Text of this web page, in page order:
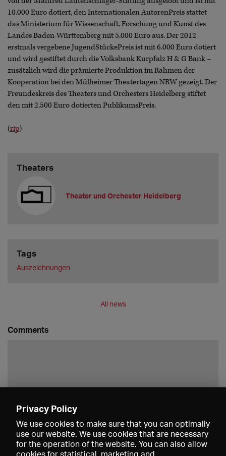
10.000 Euro dotiert, den Internationalen AutorenPreis stattet
das Ministerium für Wissenschaft, Forschung und Kunst des
Landes Baden-Württemberg mit 5.000 Euro aus. Der 2012
erstmals vergebene JugendStückePreis ist mit 6.000 Euro dotiert
und wird gestiftet durch die Volksbank Kurpfalz H & G Bank –
zusätzlich wird die prämierte Produktion im Rahmen der
Kooperation bei den Mülheimer Theatertagen NRW gezeigt. Der
Freundeskreis des Theaters und Orchesters Heidelberg stiftet
den mit 2.500 Euro dotierten PublikumsPreis.
(rip)
Theaters
Theater und Orchester Heidelberg
Tags
Auszeichnungen
All news
Comments
Privacy Policy
We use cookies to make sure that you can optimally
use our website. We use cookies that are necessary
for the operation of the website. You can also allow
cookies for statistical, marketing and